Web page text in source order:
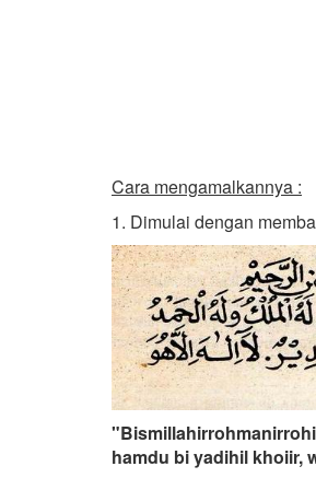
Cara mengamalkannya :
1. Dimulai dengan
hamdu bi yadihil khoiir,